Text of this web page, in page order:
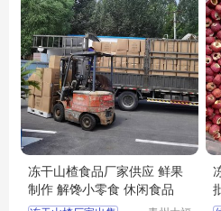
冻干山楂食品厂家供应 鲜果
制作 解馋小零食 休闲食品